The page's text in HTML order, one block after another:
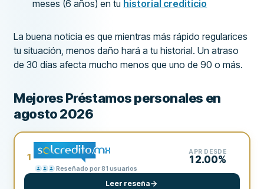
meses (6 años) en tu historial crediticio
La buena noticia es que mientras más rápido regularices
tu situación, menos daño hará a tu historial. Un atraso
de 30 días afecta mucho menos que uno de 90 o más.
Mejores Préstamos personales en
agosto 2026
1
Reseñado por 81 usuarios
APR DESDE
12.00%
Leer reseña